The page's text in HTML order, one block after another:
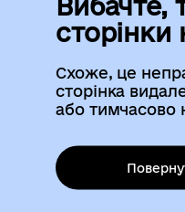
сторінки
Схоже, це
сторінка
або тимчасово